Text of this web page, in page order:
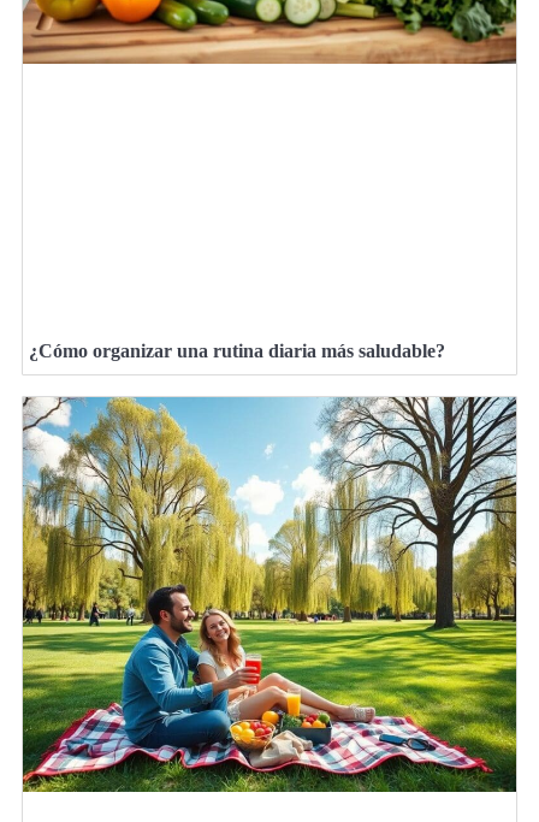
¿Cómo organizar una rutina diaria más saludable?